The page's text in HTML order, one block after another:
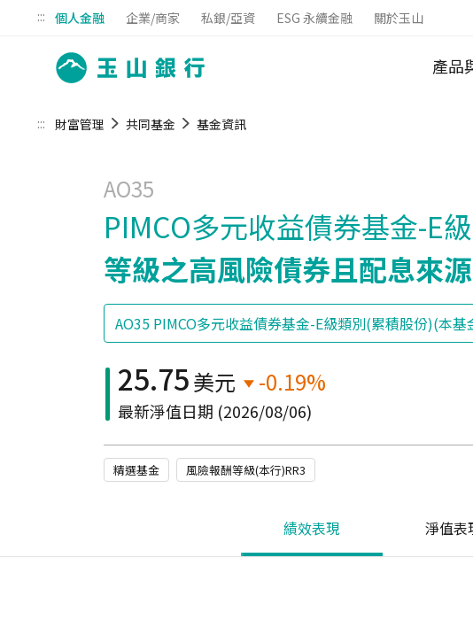
::: 個人金融 企業/商家 私銀/亞資 ESG 永續金融 關於玉山
產品
財富管理 共同基金 基金資訊
:::
AO35
PIMCO多元收益債券基金-E
等級之高風險債券且配息來
25.75美元 -0.19%
最新淨值日期 (2026/08/06)
精選基金 風險報酬等級(本行)RR3
績效表現 淨值表